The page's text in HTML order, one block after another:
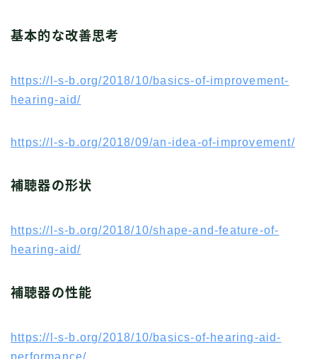
基本的な改善思考
https://l-s-b.org/2018/10/basics-of-improvement-
hearing-aid/
https://l-s-b.org/2018/09/an-idea-of-improvement/
補聴器の形状
https://l-s-b.org/2018/10/shape-and-feature-of-
hearing-aid/
補聴器の性能
https://l-s-b.org/2018/10/basics-of-hearing-aid-
performance/